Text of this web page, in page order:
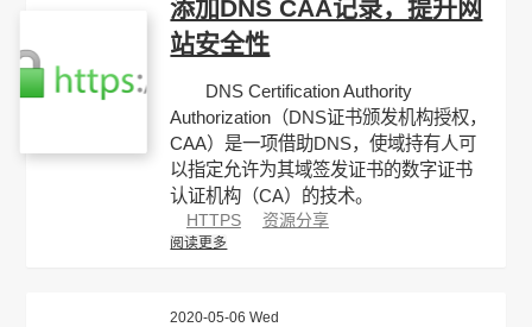
添加DNS CAA记录，提升网
站安全性
DNS Certification Authority
Authorization（DNS证书颁发机构授权，
CAA）是一项借助DNS，使域持有人可
以指定允许为其域签发证书的数字证书
认证机构（CA）的技术。
HTTPS 资源分享
阅读更多
2020-05-06 Wed